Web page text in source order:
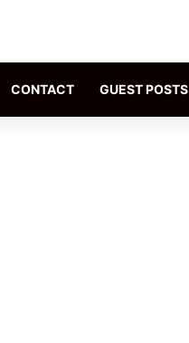
CONTACT GUEST POSTS